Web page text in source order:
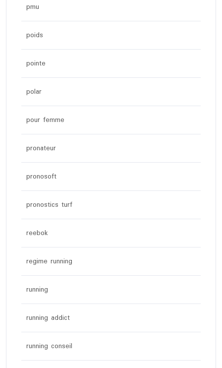
pmu
poids
pointe
polar
pour femme
pronateur
pronosoft
pronostics turf
reebok
regime running
running
running addict
running conseil